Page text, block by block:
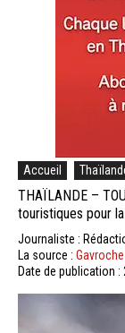
Accueil
THAÏLANDE –
touristiques pour
Journaliste :
La source : Gavroche
Date de publication :